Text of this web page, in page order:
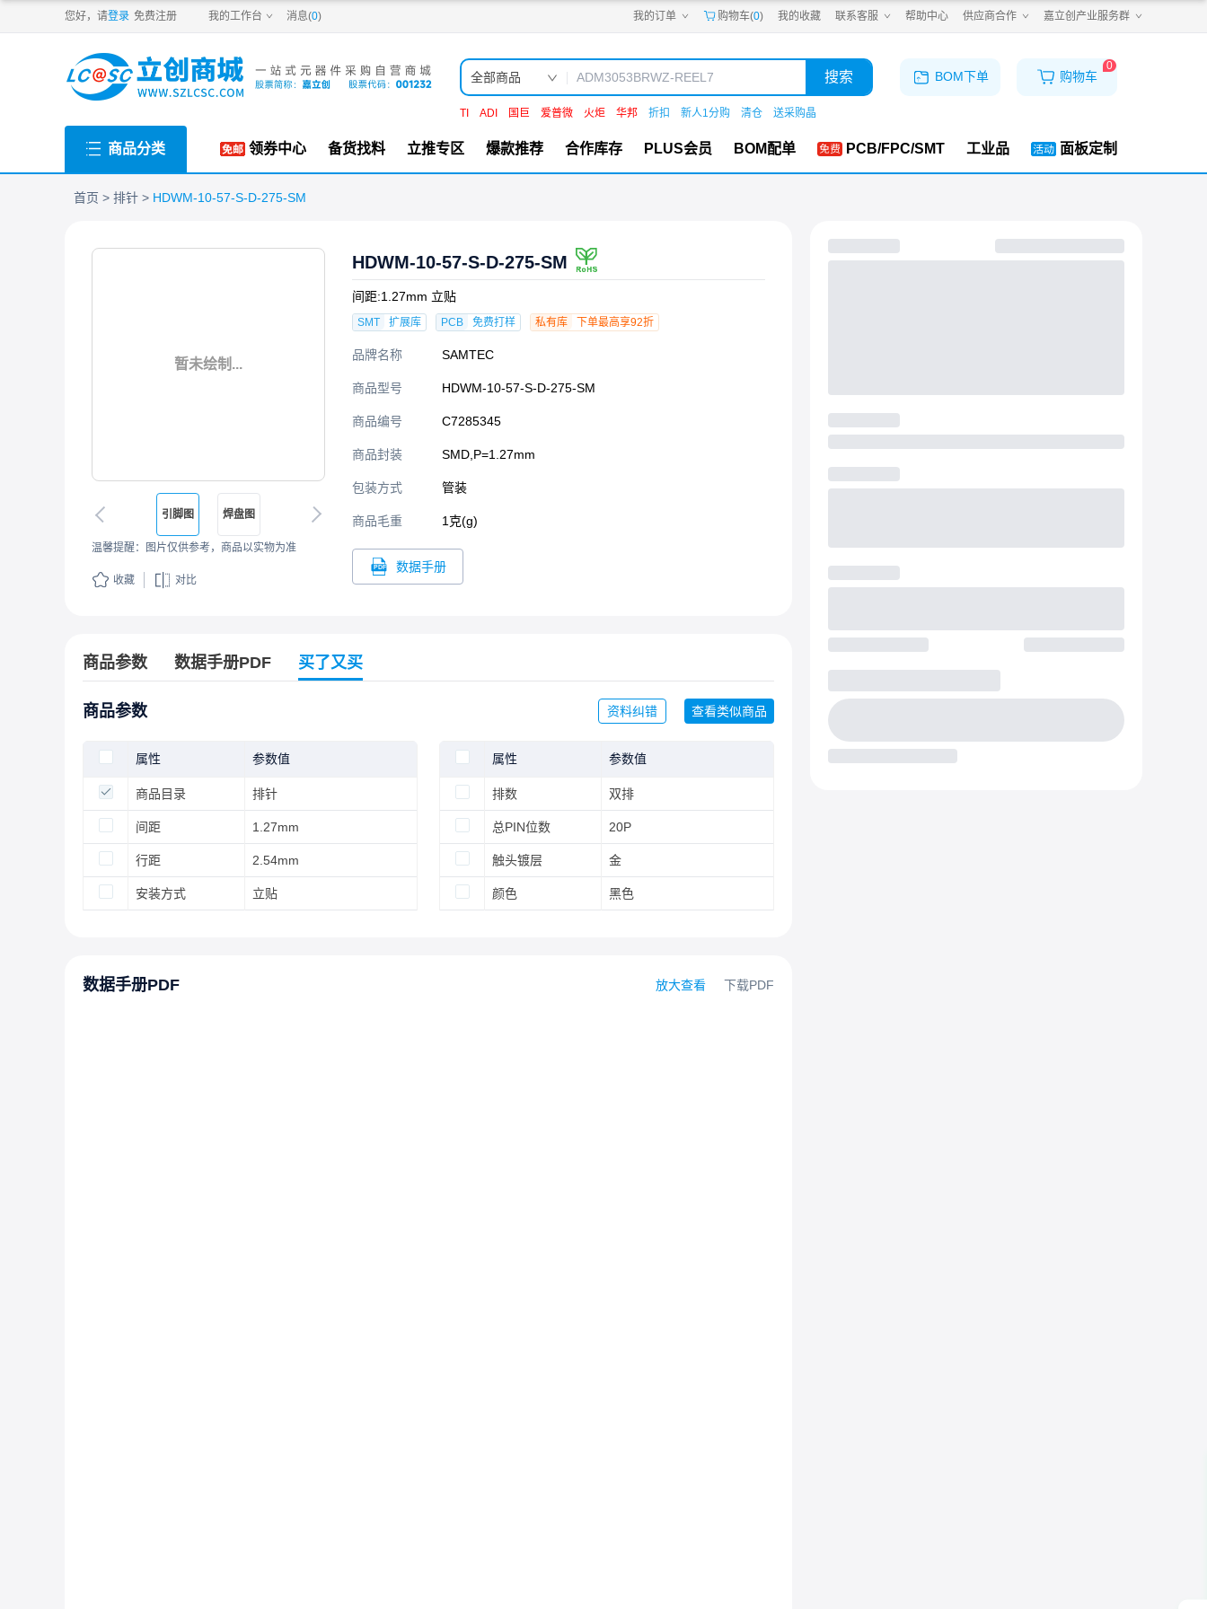
您好，请登录 免费注册 我的工作台 消息(0) 我的订单 购物车(0) 我的收藏 联系客服 帮助中心 供应商合作 嘉立创产业服务群
嘉立创PCB
嘉立创FA
机电工坊
全部商品 搜索
TI ADI 国巨 爱普微 火炬 华邦 折扣 新人1分购 清仓 送采购晶
BOM下单 购物车
0
商品分类 领券中心 备货找料 立推专区 爆款推荐 合作库存 PLUS会员 BOM配单 PCB/FPC/SMT 工业品 面板定制
首页 排针 HDWM-10-57-S-D-275-SM
暂未绘制...
引脚图 焊盘图
温馨提醒：图片仅供参考，商品以实物为准
收藏 对比
HDWM-10-57-S-D-275-SM
间距:1.27mm 立贴
SMT 扩展库 PCB 免费打样 私有库 下单最高享92折
品牌名称 SAMTEC
商品型号 HDWM-10-57-S-D-275-SM
商品编号 C7285345
商品封装 SMD,P=1.27mm​
包装方式 管装
商品毛重 1克(g)
数据手册
商品参数 数据手册PDF 买了又买
商品参数 资料纠错 查看类似商品
属性 参数值
商品目录 排针
间距 1.27mm
行距 2.54mm
安装方式 立贴
属性 参数值
排数 双排
总PIN位数 20P
触头镀层 金
颜色 黑色
数据手册PDF 放大查看 下载PDF